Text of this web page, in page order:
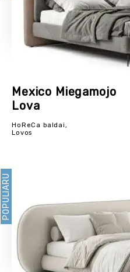
Mexico Miegamojo
Lova
HoReCa baldai,
Lovos
POPULIARU